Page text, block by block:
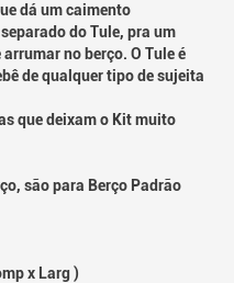
dá um caimento
do Tule, pra um
no berço. O Tule é
de qualquer tipo de sujeita
que deixam o Kit muito
são para Berço Padrão
x Larg )